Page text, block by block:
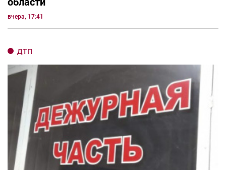
вчера, 17:41
ДТП